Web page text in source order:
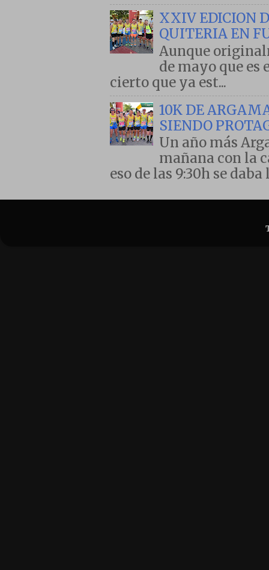
XXIV EDICION
QUITERIA EN
Aunque
de mayo que es
cierto que ya est...
10K DE
SIENDO
Un año más
mañana con la
eso de las 9:30h se daba